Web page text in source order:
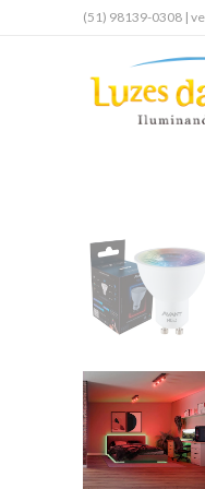
(51) 98139-0308 |